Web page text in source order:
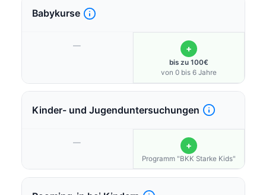
Babykurse
— +
bis zu 100€
von 0 bis 6 Jahre
Kinder- und Jugenduntersuchungen
— +
Programm "BKK Starke Kids"